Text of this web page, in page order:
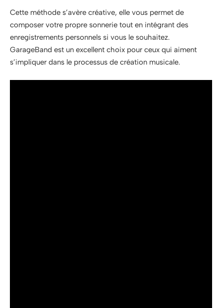
Cette méthode s’avère créative, elle vous permet de
composer votre propre sonnerie tout en intégrant des
enregistrements personnels si vous le souhaitez.
GarageBand est un excellent choix pour ceux qui aiment
s’impliquer dans le processus de création musicale.